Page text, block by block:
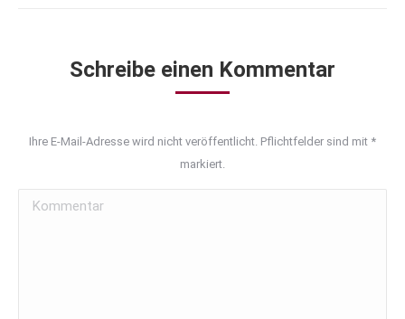
Schreibe einen Kommentar
Ihre E-Mail-Adresse wird nicht veröffentlicht. Pflichtfelder sind mit *
markiert.
Kommentar